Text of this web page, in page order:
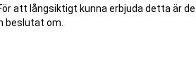
att långsiktigt kunna erbjuda detta är
beslutat om.